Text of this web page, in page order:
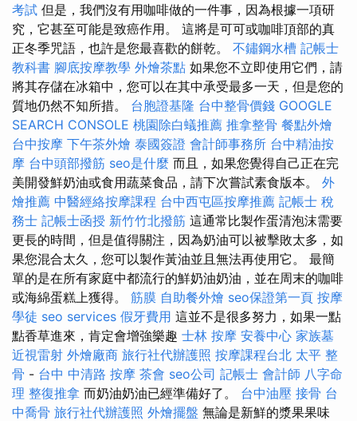
考試 但是，我們沒有用咖啡做的一件事，因為根據一項研
究，它甚至可能是致癌作用。 這將是可可或咖啡頂部的真
正冬季咒語，也許是您最喜歡的餅乾。 不鏽鋼水槽 記帳士
教科書 腳底按摩教學 外燴茶點 如果您不立即使用它們，請
將其存儲在冰箱中，您可以在其中承受最多一天，但是您的
質地仍然不知所措。 台胞證基隆 台中整骨價錢 GOOGLE
SEARCH CONSOLE 桃園除白蟻推薦 推拿整骨 餐點外燴
台中按摩 下午茶外燴 泰國簽證 會計師事務所 台中精油按
摩 台中頭部撥筋 seo是什麼 而且，如果您覺得自己正在完
美開發鮮奶油或食用蔬菜食品，請下次嘗試素食版本。 外
燴推薦 中醫經絡按摩課程 台中西屯區按摩推薦 記帳士 稅
務士 記帳士函授 新竹竹北撥筋 這通常比製作蛋清泡沫需要
更長的時間，但是值得關注，因為奶油可以被擊敗太多，如
果您混合太久，您可以製作黃油並且無法再使用它。 最簡
單的是在所有家庭中都流行的鮮奶油奶油，並在周末的咖啡
或海綿蛋糕上獲得。 筋膜 自助餐外燴 seo保證第一頁 按摩
學徒 seo services 假牙費用 這並不是很多努力，如果一點
點香草進來，肯定會增強樂趣 士林 按摩 安養中心 家族墓
近視雷射 外燴廠商 旅行社代辦護照 按摩課程台北 太平 整
骨 - 台中 中清路 按摩 茶會 seo公司 記帳士 會計師 八字命
理 整復推拿 而奶油奶油已經準備好了。 台中油壓 接骨 台
中喬骨 旅行社代辦護照 外燴擺盤 無論是新鮮的漿果果味